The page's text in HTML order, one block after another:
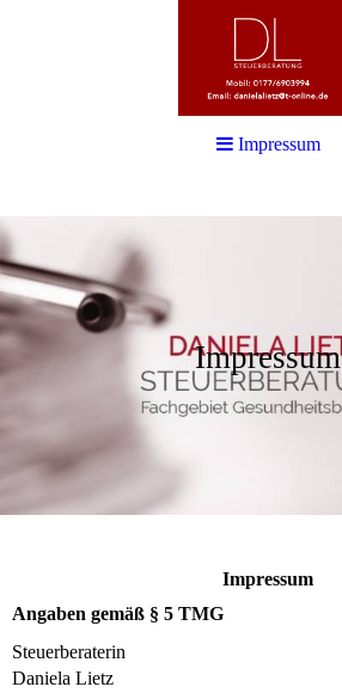
Impressum
Impressum
Angaben gemäß § 5 TMG
Steuerberaterin
Daniela Lietz
Impressum